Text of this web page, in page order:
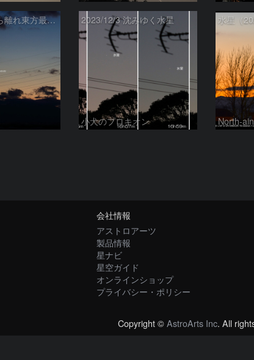
水星が太陽から離れ東方最大離角 2023/12/3 沈みゆく水星
小犬のプロキオン
水星（
North-ain
会社情報
アストロアーツ
製品情報
星ナビ
星空ガイド
オンラインショップ
プライバシー・ポリシー
Copyright ©AstroArts Inc. All